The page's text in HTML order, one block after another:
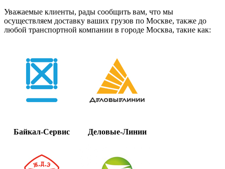
Уважаемые клиенты, рады сообщить вам, что мы
осуществляем доставку ваших грузов по Москве, также до
любой транспортной компании в городе Москва, такие как:
Байкал-Сервис Деловые-Линии